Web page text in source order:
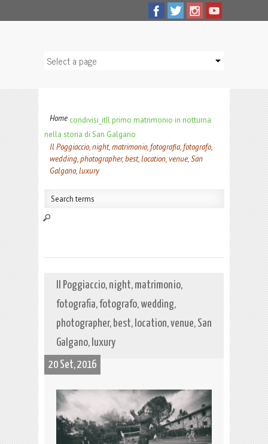
Home condivisi_itIl primo matrimonio in notturna
nella storia di San Galgano
Il Poggiaccio, night, matrimonio, fotografia, fotografo,
wedding, photographer, best, location, venue, San
Galgano, luxury
Il Poggiaccio, night, matrimonio,
fotografia, fotografo, wedding,
photographer, best, location, venue, San
Galgano, luxury
20 Set, 2016